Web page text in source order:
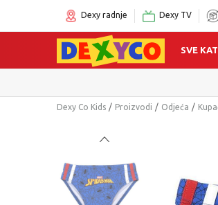
Dexy radnje Dexy TV
SVE
Dexy Co Kids Proizvodi Odjeća